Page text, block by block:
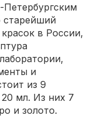
Петербургским
старейший
в России,
и
из 9
мл. Из них 7
и золото.